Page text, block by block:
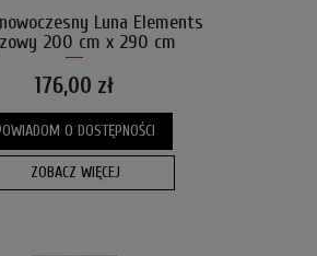
Luna Elements
200 cm x 290 cm
176,00 zł
O DOSTĘPNOŚCI
ZOBACZ WIĘCEJ